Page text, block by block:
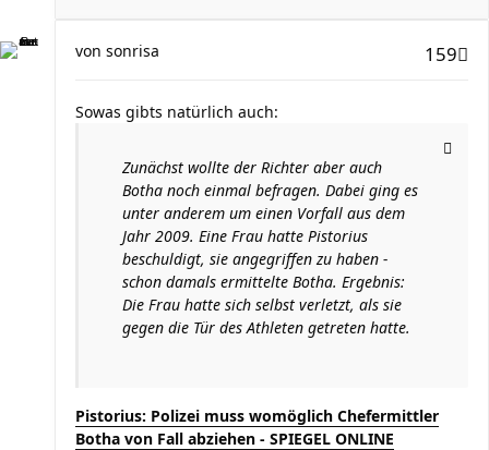
159
von sonrisa
Sowas gibts natürlich auch:
Zunächst wollte der Richter aber auch
Botha noch einmal befragen. Dabei ging es
unter anderem um einen Vorfall aus dem
Jahr 2009. Eine Frau hatte Pistorius
beschuldigt, sie angegriffen zu haben -
schon damals ermittelte Botha. Ergebnis:
Die Frau hatte sich selbst verletzt, als sie
gegen die Tür des Athleten getreten hatte.
Pistorius: Polizei muss womöglich Chefermittler
Botha von Fall abziehen - SPIEGEL ONLINE